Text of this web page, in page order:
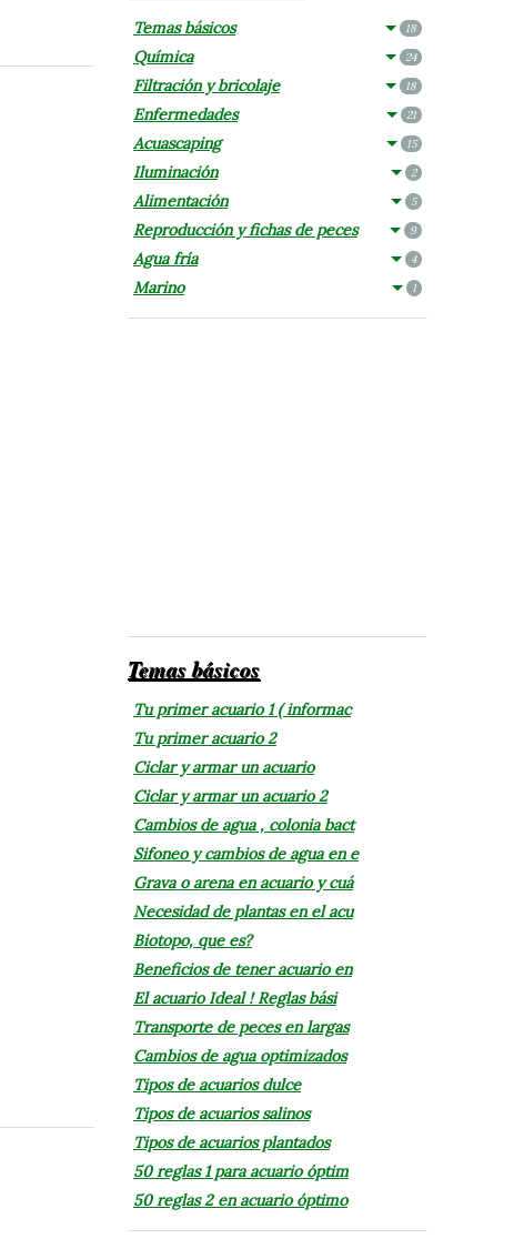
Temas básicos 18
Química 24
Filtración y bricolaje 18
Enfermedades 21
Acuascaping 15
Iluminación 2
Alimentación 5
Reproducción y fichas de peces 9
Agua fría 4
Marino 1
Temas básicos
Tu primer acuario 1 ( informac
Tu primer acuario 2
Ciclar y armar un acuario
Ciclar y armar un acuario 2
Cambios de agua , colonia bact
Sifoneo y cambios de agua en e
Grava o arena en acuario y cuá
Necesidad de plantas en el acu
Biotopo, que es?
Beneficios de tener acuario en
El acuario Ideal ! Reglas bási
Transporte de peces en largas
Cambios de agua optimizados
Tipos de acuarios dulce
Tipos de acuarios salinos
Tipos de acuarios plantados
50 reglas 1 para acuario óptim
50 reglas 2 en acuario óptimo